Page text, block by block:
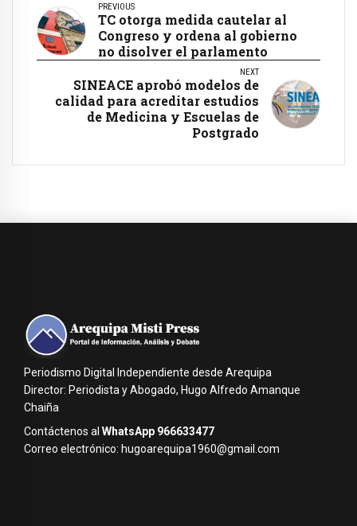
PREVIOUS
TC otorga medida cautelar al
Congreso y ordena al gobierno
no disolver el parlamento
NEXT
SINEACE aprobó modelos de
calidad para acreditar estudios
de Medicina y Escuelas de
Postgrado
Periodismo Digital Independiente desde Arequipa
Director: Periodista y Abogado, Hugo Alfredo Amanque
Chaiña
Contáctenos al WhatsApp 966633477
Correo electrónico: hugoarequipa1960@gmail.com